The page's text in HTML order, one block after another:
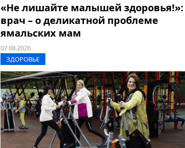
«Не лишайте малышей здоровья!»:
врач – о деликатной проблеме
ямальских мам
07.08.2026
ЗДОРОВЬЕ